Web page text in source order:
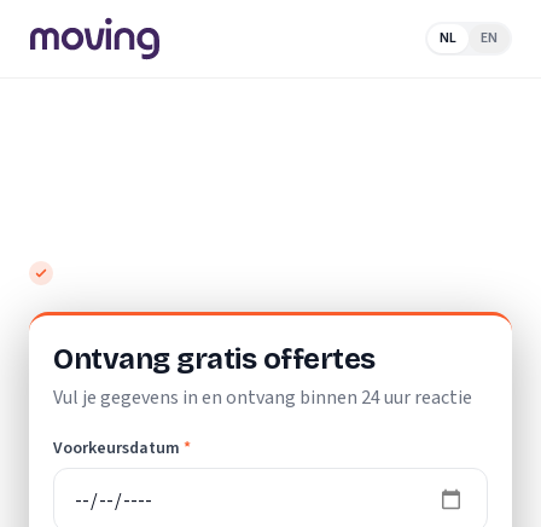
NL EN
Ontvang gratis offertes
Vul je gegevens in en ontvang binnen 24 uur reactie
Voorkeursdatum *